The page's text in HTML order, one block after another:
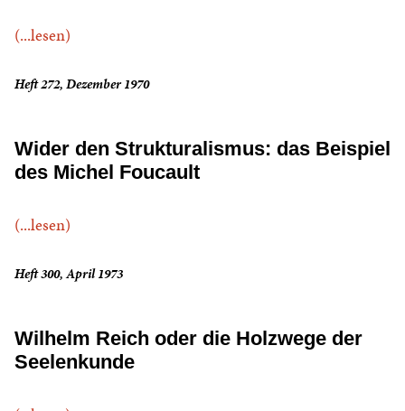
(...lesen)
Heft 272, Dezember 1970
Wider den Strukturalismus: das Beispiel
des Michel Foucault
(...lesen)
Heft 300, April 1973
Wilhelm Reich oder die Holzwege der
Seelenkunde